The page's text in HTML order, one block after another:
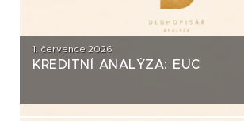
1. července 2026
KREDITNÍ ANALÝZA: EUC